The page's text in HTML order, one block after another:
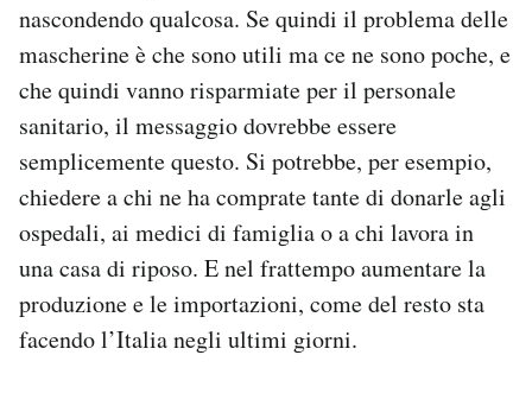
nascondendo qualcosa. Se quindi il problema delle
mascherine è che sono utili ma ce ne sono poche, e
che quindi vanno risparmiate per il personale
sanitario, il messaggio dovrebbe essere
semplicemente questo. Si potrebbe, per esempio,
chiedere a chi ne ha comprate tante di donarle agli
ospedali, ai medici di famiglia o a chi lavora in
una casa di riposo. E nel frattempo aumentare la
produzione e le importazioni, come del resto sta
facendo l’Italia negli ultimi giorni.